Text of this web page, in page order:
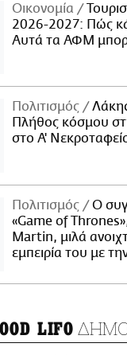
Οικονομία
2026-2027: Πώς
Αυτά τα ΑΦΜ
Πολιτισμός
Πλήθος κόσμου
στο Α'
Πολιτισμός
Ο
«Game of
Martin, μιλά
εμπειρία του με
LIFO